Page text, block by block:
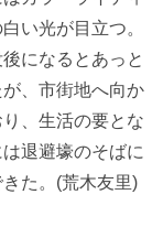
い光が目立つ。
になるとあっと
、市街地へ向か
、生活の要とな
退避壕のそばに
た。(荒木友里)